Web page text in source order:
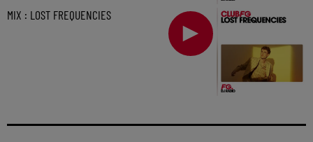
MIX : LOST FREQUENCIES